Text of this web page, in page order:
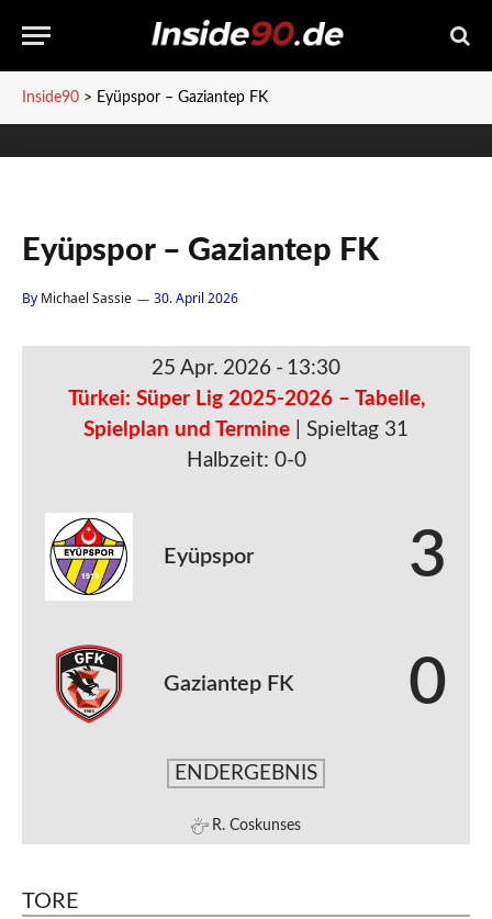
Inside90 > Eyüpspor – Gaziantep FK
Eyüpspor – Gaziantep FK
By Michael Sassie 30. April 2026
25 Apr. 2026 - 13:30
Türkei: Süper Lig 2025-2026 – Tabelle,
Spielplan und Termine
| Spieltag 31
Halbzeit: 0-0
Eyüpspor 3
Gaziantep FK 0
ENDERGEBNIS
R. Coskunses
TORE